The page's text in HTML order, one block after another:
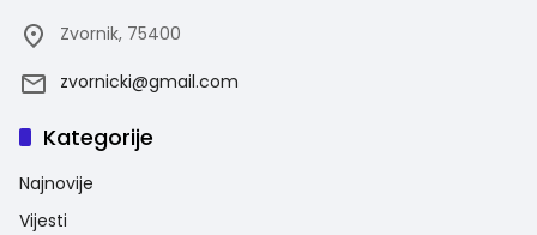
Zvornik, 75400
zvornicki@gmail.com
Kategorije
Najnovije
Vijesti